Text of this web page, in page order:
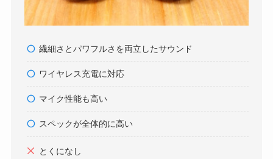
繊細さとパワフルさを両立したサウンド
ワイヤレス充電に対応
マイク性能も高い
スペックが全体的に高い
とくになし